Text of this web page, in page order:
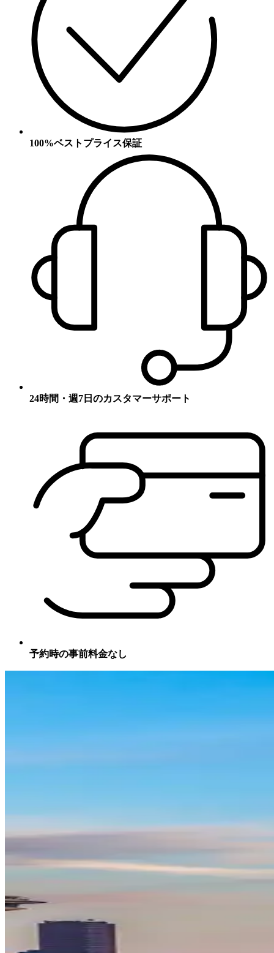
100%ベストプライス保証
24時間・週7日のカスタマーサポート
予約時の事前料金なし